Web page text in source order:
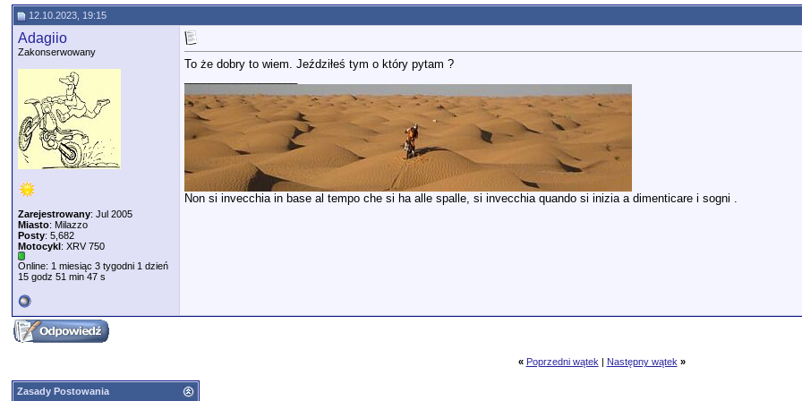
12.10.2023, 19:15
Adagiio
Zakonserwowany
Zarejestrowany: Jul 2005
Miasto: Milazzo
Posty: 5,682
Motocykl: XRV 750
Online: 1 miesiąc 3 tygodni 1 dzień
15 godz 51 min 47 s
To że dobry to wiem. Jeździłeś tym o który pytam ?
Non si invecchia in base al tempo che si ha alle spalle, si invecchia quando si inizia a dimenticare i sogni .
« Poprzedni wątek | Następny wątek »
Zasady Postowania